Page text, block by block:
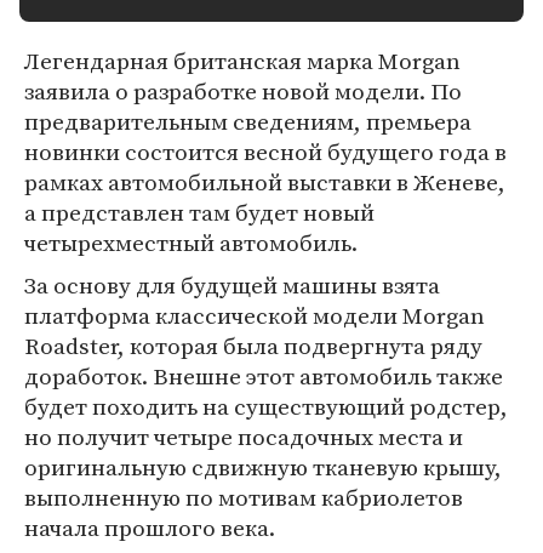
Легендарная британская марка Morgan
заявила о разработке новой модели. По
предварительным сведениям, премьера
новинки состоится весной будущего года в
рамках автомобильной выставки в Женеве,
а представлен там будет новый
четырехместный автомобиль.
За основу для будущей машины взята
платформа классической модели Morgan
Roadster, которая была подвергнута ряду
доработок. Внешне этот автомобиль также
будет походить на существующий родстер,
но получит четыре посадочных места и
оригинальную сдвижную тканевую крышу,
выполненную по мотивам кабриолетов
начала прошлого века.